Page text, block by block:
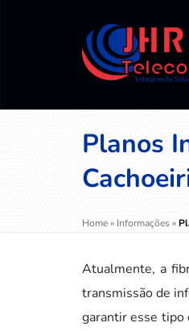
Planos
Home» Informações »
Atualmente, a
transmissão de
garantir esse tipo